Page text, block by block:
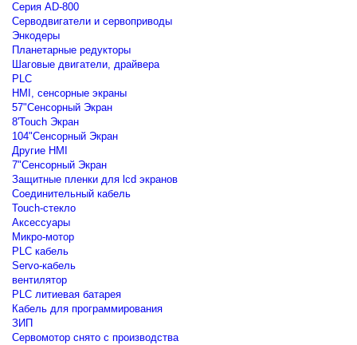
Серия AD-800
Серводвигатели и сервоприводы
Энкодеры
Планетарные редукторы
Шаговые двигатели, драйвера
PLC
HMI, сенсорные экраны
57"Сенсорный Экран
8'Touch Экран
104"Сенсорный Экран
Другие HMI
7"Сенсорный Экран
Защитные пленки для lcd экранов
Соединительный кабель
Touch-стекло
Аксессуары
Микро-мотор
PLC кабель
Servo-кабель
вентилятор
PLC литиевая батарея
Кабель для программирования
ЗИП
Сервомотор снято с производства